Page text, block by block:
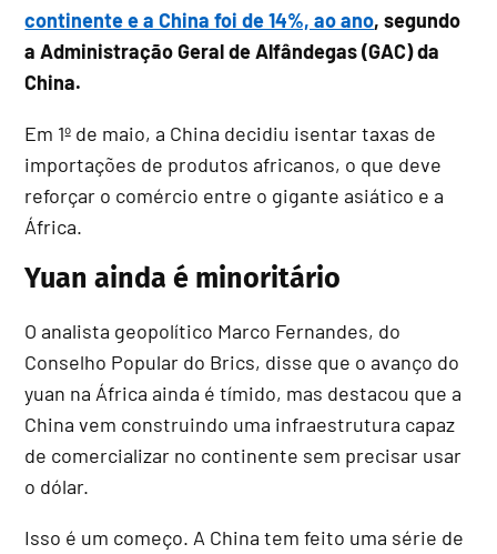
continente e a China foi de 14%, ao ano, segundo
a Administração Geral de Alfândegas (GAC) da
China.
Em 1º de maio, a China decidiu isentar taxas de
importações de produtos africanos, o que deve
reforçar o comércio entre o gigante asiático e a
África.
Yuan ainda é minoritário
O analista geopolítico Marco Fernandes, do
Conselho Popular do Brics, disse que o avanço do
yuan na África ainda é tímido, mas destacou que a
China vem construindo uma infraestrutura capaz
de comercializar no continente sem precisar usar
o dólar.
Isso é um começo. A China tem feito uma série de